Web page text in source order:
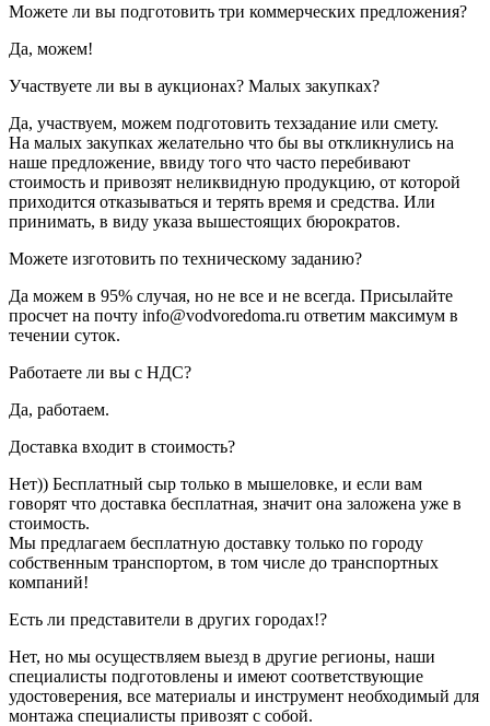
Можете ли вы подготовить три коммерческих предложения?
Да, можем!
Участвуете ли вы в аукционах? Малых закупках?
Да, участвуем, можем подготовить техзадание или смету.
На малых закупках желательно что бы вы откликнулись на
наше предложение, ввиду того что часто перебивают
стоимость и привозят неликвидную продукцию, от которой
приходится отказываться и терять время и средства. Или
принимать, в виду указа вышестоящих бюрократов.
Можете изготовить по техническому заданию?
Да можем в 95% случая, но не все и не всегда. Присылайте
просчет на почту info@vodvoredoma.ru ответим максимум в
течении суток.
Работаете ли вы с НДС?
Да, работаем.
Доставка входит в стоимость?
Нет)) Бесплатный сыр только в мышеловке, и если вам
говорят что доставка бесплатная, значит она заложена уже в
стоимость.
Мы предлагаем бесплатную доставку только по городу
собственным транспортом, в том числе до транспортных
компаний!
Есть ли представители в других городах!?
Нет, но мы осуществляем выезд в другие регионы, наши
специалисты подготовлены и имеют соответствующие
удостоверения, все материалы и инструмент необходимый для
монтажа специалисты привозят с собой.